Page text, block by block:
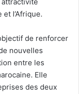
et l’Afrique.
de renforcer
nouvelles
entre les
Elle
des deux